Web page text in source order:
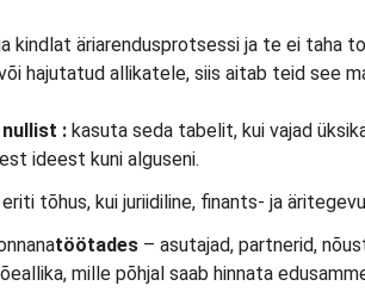
kindlat äriarendusprotsessi ja te ei taha
hajutatud allikatele, siis aitab teid see
nullist : kasuta seda tabelit, kui vajad
ideest kuni alguseni.
tõhus, kui juriidiline, finants- ja
töötades – asutajad, partnerid,
mille põhjal saab hinnata